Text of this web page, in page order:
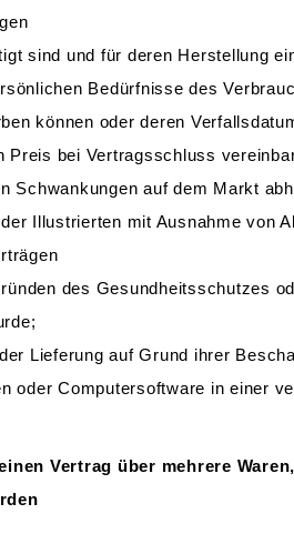
sind und für deren Herstellung
Bedürfnisse des
können oder deren
bei Vertragsschluss
Schwankungen auf dem Markt
Illustrierten mit Ausnahme von
des Gesundheitsschutzes
Lieferung auf Grund ihrer
oder Computersoftware in einer
Vertrag über mehrere